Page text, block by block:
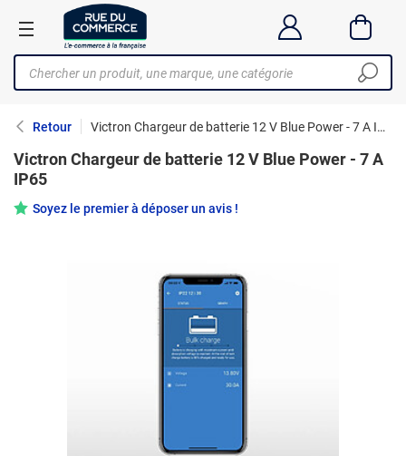
Retour Victron Chargeur de batterie 12 V Blue Power - 7 A IP65
Victron Chargeur de batterie 12 V Blue Power - 7 A
IP65
Soyez le premier à déposer un avis !